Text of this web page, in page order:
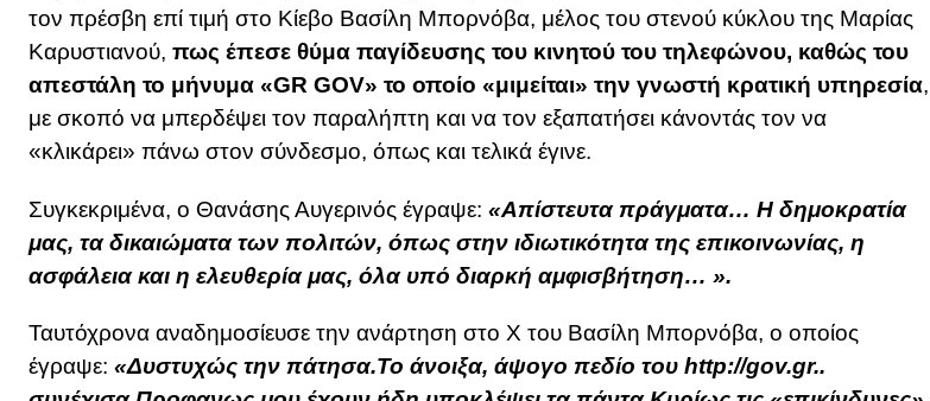
τον πρέσβη επί τιμή στο Κίεβο Βασίλη Μπορνόβα, μέλος του στενού κύκλου της Μαρίας
Καρυστιανού, πως έπεσε θύμα παγίδευσης του κινητού του τηλεφώνου, καθώς του
απεστάλη το μήνυμα «GR GOV» το οποίο «μιμείται» την γνωστή κρατική υπηρεσία,
με σκοπό να μπερδέψει τον παραλήπτη και να τον εξαπατήσει κάνοντάς τον να
«κλικάρει» πάνω στον σύνδεσμο, όπως και τελικά έγινε.
Συγκεκριμένα, ο Θανάσης Αυγερινός έγραψε: «Απίστευτα πράγματα… Η δημοκρατία
μας, τα δικαιώματα των πολιτών, όπως στην ιδιωτικότητα της επικοινωνίας, η
ασφάλεια και η ελευθερία μας, όλα υπό διαρκή αμφισβήτηση… ».
Ταυτόχρονα αναδημοσίευσε την ανάρτηση στο Χ του Βασίλη Μπορνόβα, ο οποίος
έγραψε: «Δυστυχώς την πάτησα.Το άνοιξα, άψογο πεδίο του http://gov.gr..